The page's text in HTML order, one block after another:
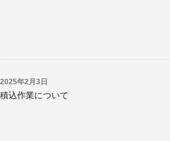
2025年2月3日
積込作業について
jp/r/e/gmoserver/8/6/sd0819286/
wp-content/themes/